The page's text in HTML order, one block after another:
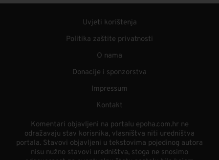
Uvjeti korištenja
Politika zaštite privatnosti
O nama
Donacije i sponzorstva
Impressum
Kontakt
Komentari objavljeni na portalu epoha.com.hr ne
odražavaju stav korisnika, vlasništva niti uredništva
portala. Stavovi objavljeni u tekstovima pojedinog autora
nisu nužno stavovi uredništva, stoga ne snosimo